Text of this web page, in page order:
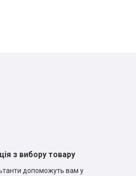
з вибору товару
допоможуть вам у